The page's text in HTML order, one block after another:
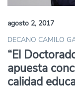
agosto 2, 2017
DECANO CAMILO
“El
apuesta
calidad